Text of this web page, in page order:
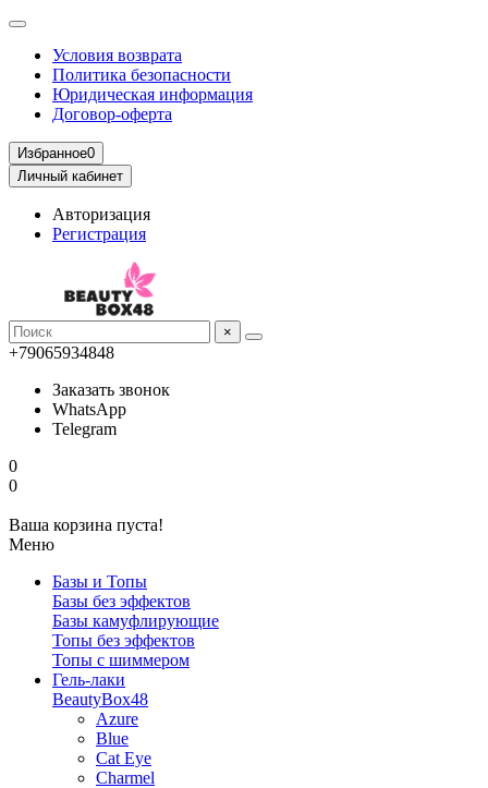
Условия возврата
Политика безопасности
Юридическая информация
Договор-оферта
Избранное0
Личный кабинет
Авторизация
Регистрация
×
+79065934848
Заказать звонок
WhatsApp
Telegram
0
0
Ваша корзина пуста!
Меню
Базы и Топы
Базы без эффектов
Базы камуфлирующие
Топы без эффектов
Топы с шиммером
Гель-лаки
BeautyBox48
Azure
Blue
Cat Eye
Charmel